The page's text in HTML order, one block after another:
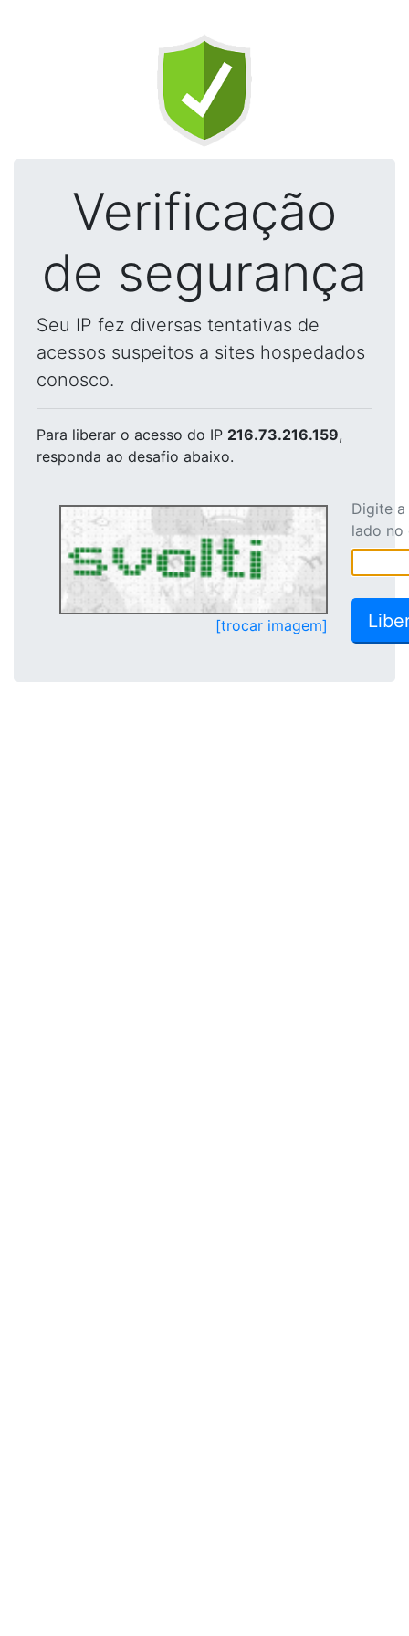
Verificação
de segurança
Seu IP fez diversas tentativas de
acessos suspeitos a sites hospedados
conosco.
Para liberar o acesso do IP 216.73.216.159,
responda ao desafio abaixo.
[trocar imagem]
Digite
lado no